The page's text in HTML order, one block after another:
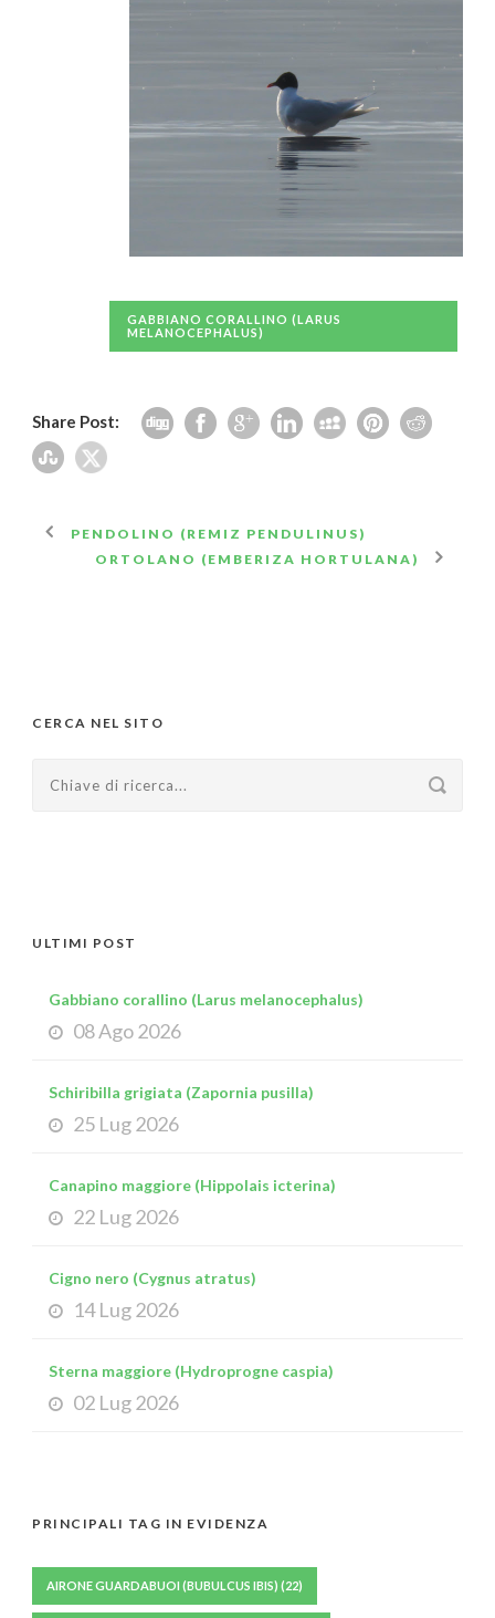
GABBIANO CORALLINO (LARUS
MELANOCEPHALUS)
Share Post:
PENDOLINO (REMIZ PENDULINUS)
ORTOLANO (EMBERIZA HORTULANA)
CERCA NEL SITO
ULTIMI POST
Gabbiano corallino (Larus melanocephalus)
08 Ago 2026
Schiribilla grigiata (Zapornia pusilla)
25 Lug 2026
Canapino maggiore (Hippolais icterina)
22 Lug 2026
Cigno nero (Cygnus atratus)
14 Lug 2026
Sterna maggiore (Hydroprogne caspia)
02 Lug 2026
PRINCIPALI TAG IN EVIDENZA
AIRONE GUARDABUOI (BUBULCUS IBIS) (22)